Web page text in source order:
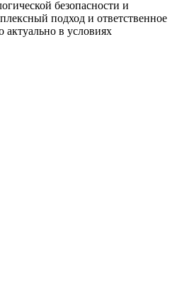
безопасности и
подход и ответственное
в условиях